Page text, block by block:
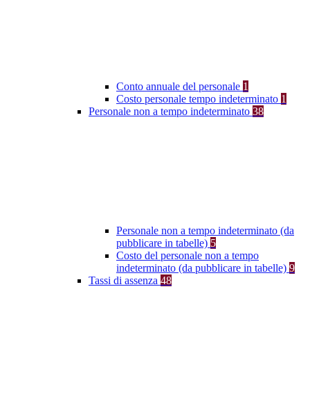
Conto annuale del personale 1
Costo personale tempo indeterminato 1
Personale non a tempo indeterminato 38
Personale non a tempo indeterminato (da
pubblicare in tabelle) 5
Costo del personale non a tempo
indeterminato (da pubblicare in tabelle) 9
Tassi di assenza 48